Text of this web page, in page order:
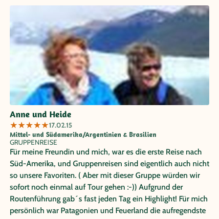
Anne und Heide
★★★★★17.02.15
Mittel- und Südamerika/Argentinien & Brasilien
GRUPPENREISE
Für meine Freundin und mich, war es die erste Reise nach
Süd-Amerika, und Gruppenreisen sind eigentlich auch nicht
so unsere Favoriten. ( Aber mit dieser Gruppe würden wir
sofort noch einmal auf Tour gehen :-)) Aufgrund der
Routenführung gab´s fast jeden Tag ein Highlight! Für mich
persönlich war Patagonien und Feuerland die aufregendste